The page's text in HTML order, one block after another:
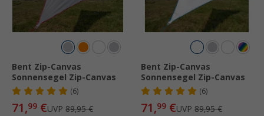
Bent Zip-Canvas
Sonnensegel Zip-Canvas
(6)
71,99 €UVP 89,95 €
Bent Zip-Canvas
Sonnensegel Zip-Canvas
(6)
71,99 €UVP 89,95 €